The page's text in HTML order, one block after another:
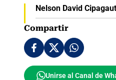
Nelson David
Compartir
Unirse al Canal de